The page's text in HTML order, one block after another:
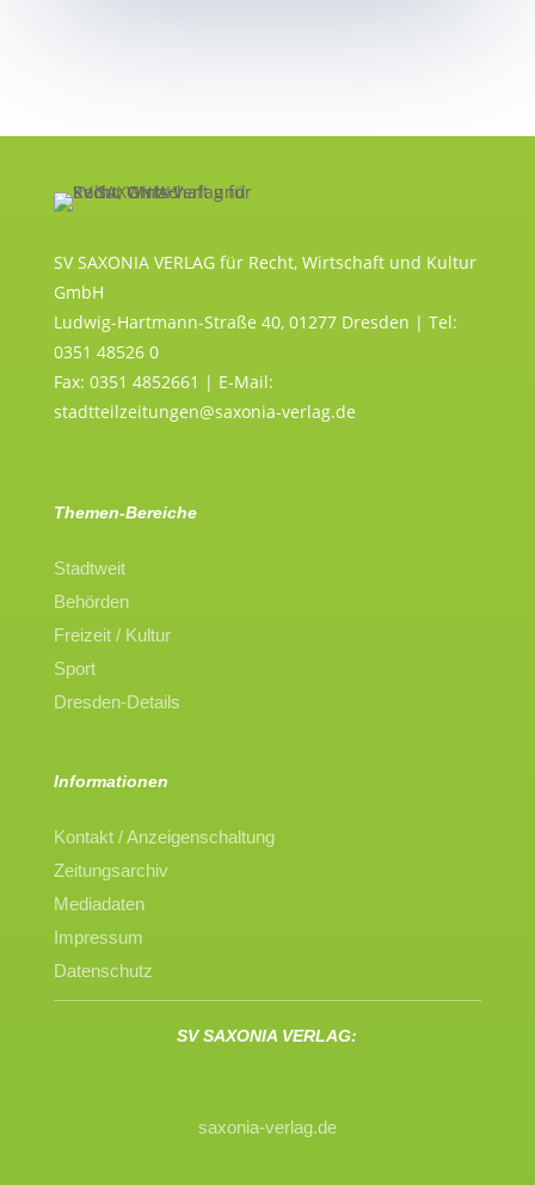
SV SAXONIA VERLAG für Recht, Wirtschaft und Kultur
GmbH
Ludwig-Hartmann-Straße 40, 01277 Dresden | Tel:
0351 48526 0
Fax: 0351 4852661 | E-Mail:
stadtteilzeitungen@saxonia-verlag.de
Themen-Bereiche
Stadtweit
Behörden
Freizeit / Kultur
Sport
Dresden-Details
Informationen
Kontakt / Anzeigenschaltung
Zeitungsarchiv
Mediadaten
Impressum
Datenschutz
SV SAXONIA VERLAG:
saxonia-verlag.de